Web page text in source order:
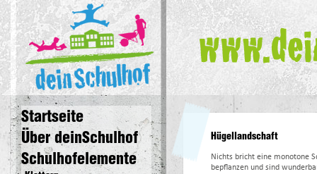
deinSchulhof
Startseite
Über deinSchulhof
Schulhofelemente
Hügellandschaft
Nichts bricht eine monotone
bepflanzen und sind